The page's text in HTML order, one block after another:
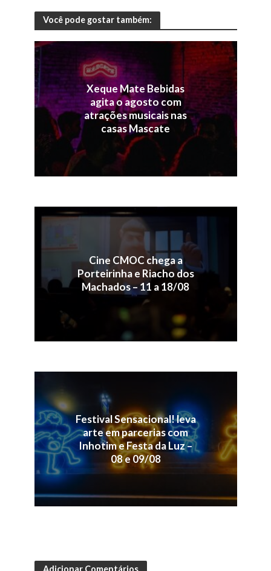
Você pode gostar também:
Xeque Mate Bebidas
agita o agosto com
atrações musicais nas
casas Mascate
Cine CMOC chega a
Porteirinha e Riacho dos
Machados – 11 a 18/08
Festival Sensacional! leva
arte em parcerias com
Inhotim e Festa da Luz –
08 e 09/08